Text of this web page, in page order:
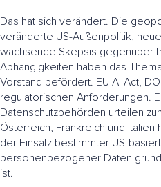
Das hat sich verändert. Die
veränderte US-Außenpolitik,
wachsende Skepsis gegenüber
Abhängigkeiten haben das
Vorstand befördert. EU AI Act,
regulatorischen Anforderungen.
Datenschutzbehörden urteilen
Österreich, Frankreich und
der Einsatz bestimmter US-
personenbezogener Daten
ist.